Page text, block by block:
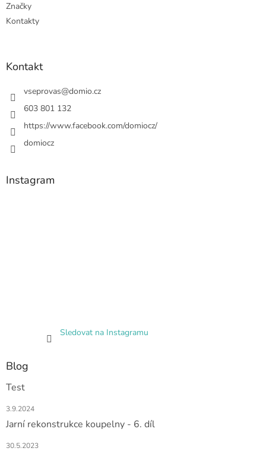
Značky
Kontakty
Kontakt
vseprovas@domio.cz
603 801 132
https://www.facebook.com/domiocz/
domiocz
Instagram
Sledovat na Instagramu
Blog
Test
3.9.2024
Jarní rekonstrukce koupelny - 6. díl
30.5.2023